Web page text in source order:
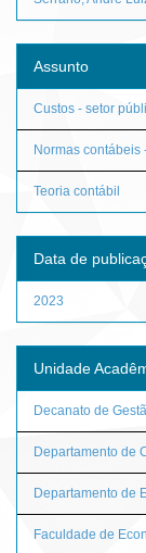
Assunto
Custos - setor
Normas contábeis
Teoria contábil
Data de
2023
Unidade
Decanato de
Departamento de
Departamento de
Faculdade de